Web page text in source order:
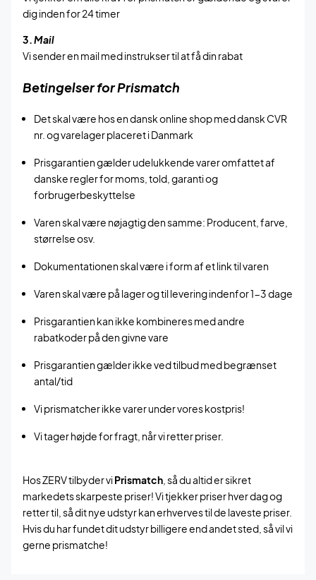
dig inden for 24 timer
3.Mail
Vi sender en mail med instrukser til at få din rabat
Betingelser for Prismatch
Det skal være hos en dansk online shop med dansk CVR
nr. og varelager placeret i Danmark
Prisgarantien gælder udelukkende varer omfattet af
danske regler for moms, told, garanti og
forbrugerbeskyttelse
Varen skal være nøjagtig den samme: Producent, farve,
størrelse osv.
Dokumentationen skal være i form af et link til varen
Varen skal være på lager og til levering indenfor 1-3 dage
Prisgarantien kan ikke kombineres med andre
rabatkoder på den givne vare
Prisgarantien gælder ikke ved tilbud med begrænset
antal/tid
Vi prismatcher ikke varer under vores kostpris!
Vi tager højde for fragt, når vi retter priser.
Hos ZERV tilbyder viPrismatch , så du altid er sikret
markedets skarpeste priser! Vi tjekker priser hver dag og
retter til, så dit nye udstyr kan erhverves til de laveste priser.
Hvis du har fundet dit udstyr billigere end andet sted, så vil vi
gerne prismatche!